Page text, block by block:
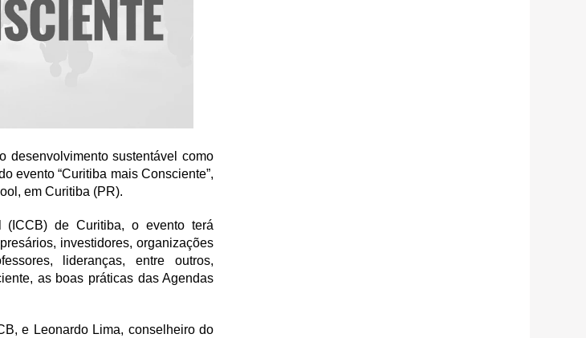
desenvolvimento sustentável como
evento “Curitiba mais Consciente”,
em Curitiba (PR).
(ICCB) de Curitiba, o evento terá
investidores, organizações
lideranças, entre outros,
as boas práticas das Agendas
e Leonardo Lima, conselheiro do